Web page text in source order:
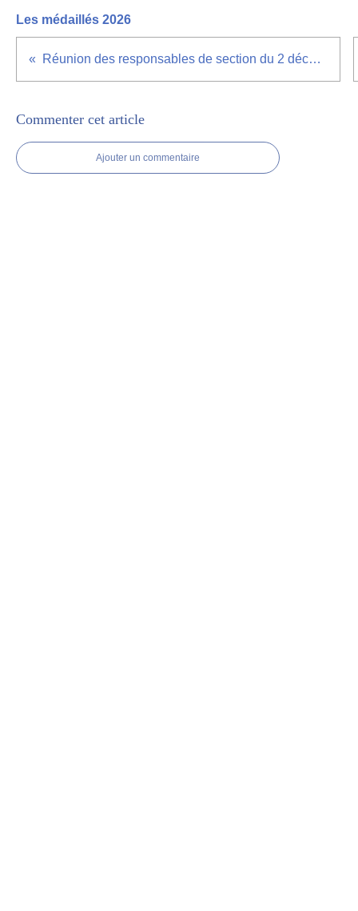
Les médaillés 2026
Réunion des responsables de section du 2 décembre 2023
Commenter cet article
Ajouter un commentaire